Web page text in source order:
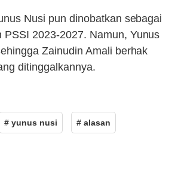
Nusi pun dinobatkan sebagai
PSSI 2023-2027. Namun, Yunus
Zainudin Amali berhak
ditinggalkannya.
# yunus nusi # alasan